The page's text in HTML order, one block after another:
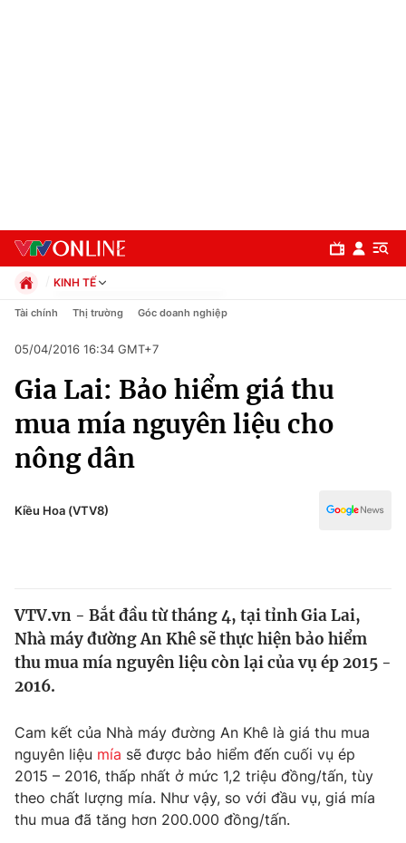
Chuyên mục
Xã hội
Pháp luật
Thế giới
Tin tức
Thế giới đó đây
Câu chuyện quốc tế
Kinh tế
Thị trường
Góc doanh nghiệp
Dữ liệu và đời sống
Truyền hình
Phim VTV
Giải trí
KINH TẾ
Chính trị
Pháp luật
Kinh tế
Thể thao
Truyền hình
Văn hóa - Giải trí
Y tế
Công nghệ
Tài chính Thị trường Góc doanh nghiệp
05/04/2016 16:34 GMT+7
Gia Lai: Bảo hiểm giá thu
mua mía nguyên liệu cho
nông dân
Kiều Hoa (VTV8)
VTV.vn - Bắt đầu từ tháng 4, tại tỉnh Gia Lai,
Nhà máy đường An Khê sẽ thực hiện bảo hiểm
thu mua mía nguyên liệu còn lại của vụ ép 2015 -
2016.
Cam kết của Nhà máy đường An Khê là giá thu mua
nguyên liệu mía sẽ được bảo hiểm đến cuối vụ ép
2015 – 2016, thấp nhất ở mức 1,2 triệu đồng/tấn, tùy
theo chất lượng mía. Như vậy, so với đầu vụ, giá mía
thu mua đã tăng hơn 200.000 đồng/tấn.